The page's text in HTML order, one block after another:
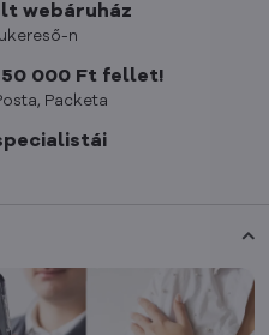
webáruház
n
000 Ft fellet!
Packeta